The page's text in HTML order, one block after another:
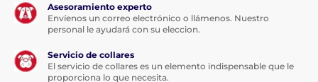
Asesoramiento experto
Envíenos un correo electrónico o llámenos. Nuestro
personal le ayudará con su eleccion.
Servicio de collares
El servicio de collares es un elemento indispensable que le
proporciona lo que necesita.